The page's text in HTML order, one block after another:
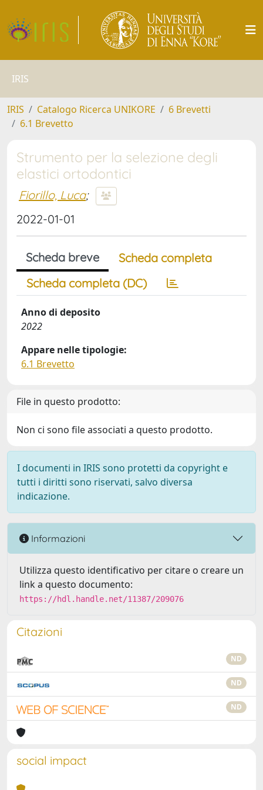
IRIS
IRIS Catalogo Ricerca UNIKORE
6 Brevetti
6.1 Brevetto
Strumento per la selezione degli
elastici ortodontici
Fiorillo, Luca;
2022-01-01
Scheda breve
Scheda completa
Scheda completa (DC)
Anno di deposito
2022
Appare nelle tipologie:
6.1 Brevetto
File in questo prodotto:
Non ci sono file associati a questo prodotto.
I documenti in IRIS sono protetti da copyright e
tutti i diritti sono riservati, salvo diversa
indicazione.
Informazioni
Utilizza questo identificativo per citare o creare un
link a questo documento:
https://hdl.handle.net/11387/209076
Citazioni
ND
ND
ND
social impact